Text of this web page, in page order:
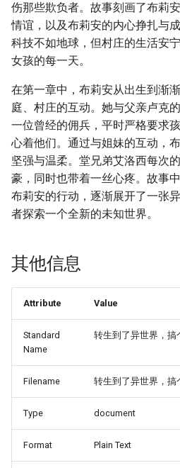
伤那些欺负者。故事刻画了布莉
情谊，以及布莉安的内心挣扎与
科技不如地球，但村庄的生活安
女孩的每一天。
在第一章中，布莉安从出生到渐
庭、村庄的互动。她与父亲卢克
一位曾经的佣兵，平时严格要求
心着他们。通过与姐妹的互动，
坚强与温柔。堂兄弟艾洛西每次
豪，同时也带着一丝心疼。故事
布莉安的行动，逐渐展开了一张
者探索一个全新的未知世界。
其他信息
Attribute Value
Standard
Name
转生到了异世界，搞
Filename 转生到了异世界，搞
Type document
Format Plain Text